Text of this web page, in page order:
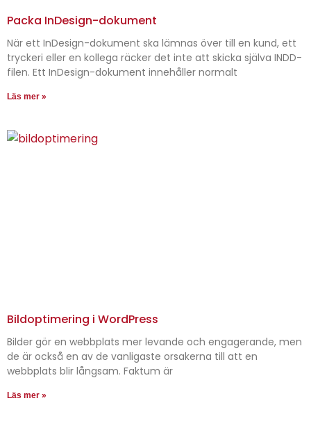
Packa InDesign-dokument
När ett InDesign-dokument ska lämnas över till en kund, ett
tryckeri eller en kollega räcker det inte att skicka själva INDD-
filen. Ett InDesign-dokument innehåller normalt
Läs mer »
Bildoptimering i WordPress
Bilder gör en webbplats mer levande och engagerande, men
de är också en av de vanligaste orsakerna till att en
webbplats blir långsam. Faktum är
Läs mer »